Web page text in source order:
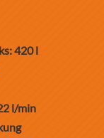
420 l
l/min